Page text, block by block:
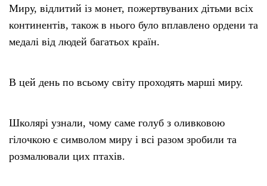
Миру, відлитий із монет, пожертвуваних дітьми всіх
континентів, також в нього було вплавлено ордени та
медалі від людей багатьох країн.
В цей день по всьому світу проходять марші миру.
Школярі узнали, чому саме голуб з оливковою
гілочкою є символом миру і всі разом зробили та
розмалювали цих птахів.